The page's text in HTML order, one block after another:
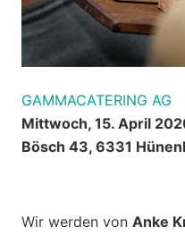
GAMMACATERING AG
Mittwoch, 15. April
Bösch 43, 6331
Wir werden von Anke